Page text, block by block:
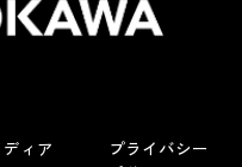
ィア
プライバシー